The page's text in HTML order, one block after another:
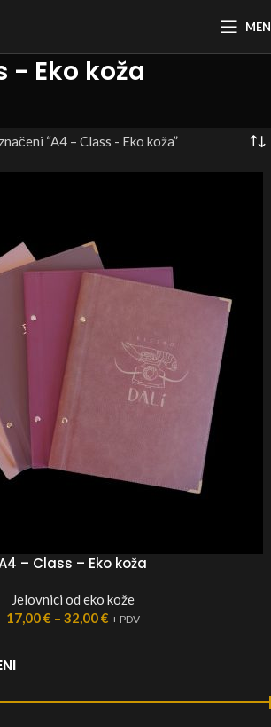
- Eko koža
“A4 – Class - Eko koža”
– Class – Eko koža
Jelovnici od eko kože
17,00€ – 32,00€ + PDV